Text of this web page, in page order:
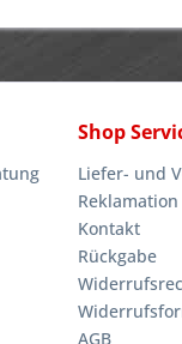
Shop
Liefer- und
Reklamation
Kontakt
Rückgabe
AGB